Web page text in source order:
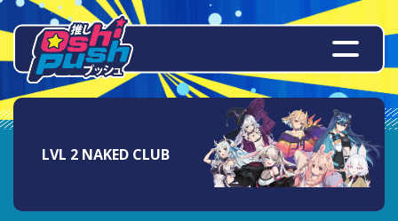
LVL 2 NAKED CLUB